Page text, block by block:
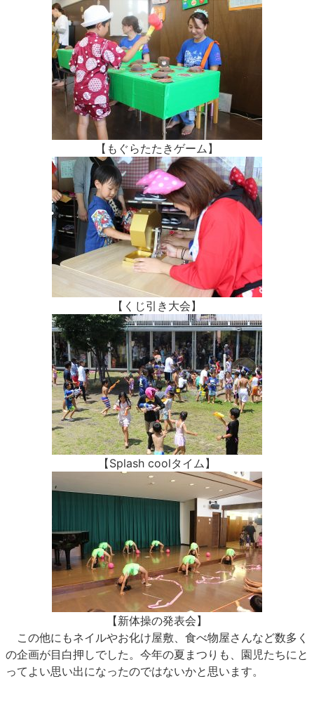
【もぐらたたきゲーム】
【くじ引き大会】
【Splash coolタイム】
【新体操の発表会】
この他にもネイルやお化け屋敷、食べ物屋さんなど数多く
の企画が目白押しでした。今年の夏まつりも、園児たちにと
ってよい思い出になったのではないかと思います。